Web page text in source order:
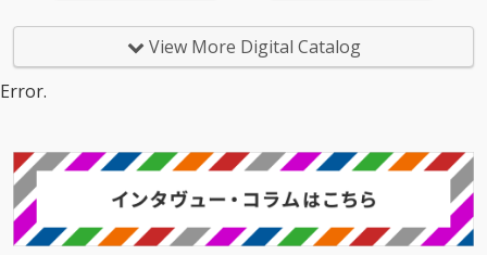
View More Digital Catalog
Error.